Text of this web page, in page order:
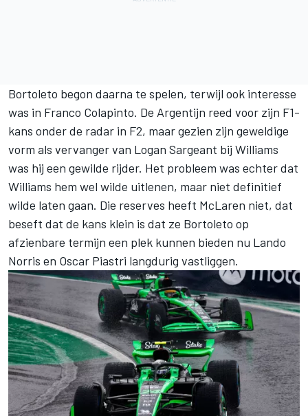
Bortoleto begon daarna te spelen, terwijl ook interesse
was in Franco Colapinto. De Argentijn reed voor zijn F1-
kans onder de radar in F2, maar gezien zijn geweldige
vorm als vervanger van Logan Sargeant bij Williams
was hij een gewilde rijder. Het probleem was echter dat
Williams hem wel wilde uitlenen, maar niet definitief
wilde laten gaan. Die reserves heeft McLaren niet, dat
beseft dat de kans klein is dat ze Bortoleto op
afzienbare termijn een plek kunnen bieden nu Lando
Norris en Oscar Piastri langdurig vastliggen.